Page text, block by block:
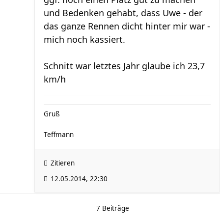
und Bedenken gehabt, dass Uwe - der
das ganze Rennen dicht hinter mir war -
mich noch kassiert.
Schnitt war letztes Jahr glaube ich 23,7
km/h
Gruß
Teffmann
Zitieren
12.05.2014, 22:30
7 Beiträge